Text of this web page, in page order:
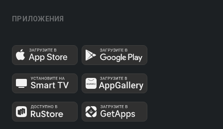
ПРИЛОЖЕНИЯ